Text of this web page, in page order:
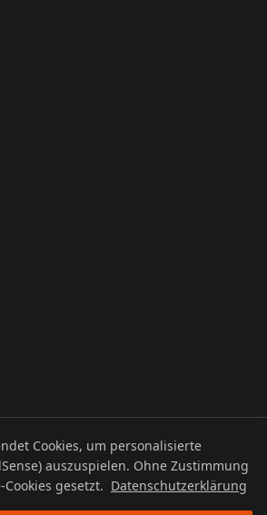
© 2026 UTBOERG TV
ImpressumCookie Policy
Cookies, um personalisierte
auszuspielen. Ohne Zustimmung
gesetzt. Datenschutzerklärung